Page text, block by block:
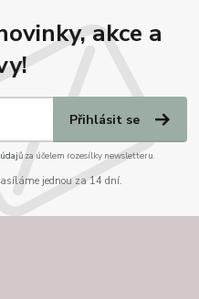
akce a
Přihlásit se
za účelem rozesílky newsletteru.
jednou za 14 dní.